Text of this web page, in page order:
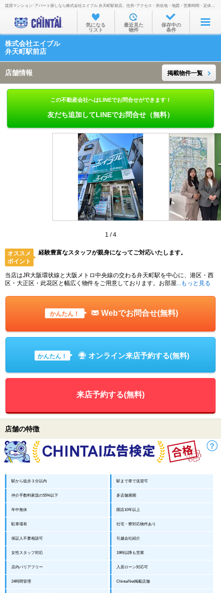
お部屋を探す
沿線・駅から
通勤通学時間から
物件特集から
TOP
賃貸マンション･アパート探しなら株式会社エイブル 弁天町駅前店。住所･アクセス・所在地・地図・営業時間・定休日・電話番号などを掲載。
気になる
リスト
最近見た
物件
保存中の
条件
株式会社エイブル
弁天町駅前店
店舗情報 掲載物件一覧
この不動産会社へはLINEでお問合せができます！
友だち追加してLINEでお問合せ（無料）
1 /4
オススメ
ポイント
経験豊富なスタッフが親身になってご対応いたします。
当店はJR大阪環状線と大阪メトロ中央線の交わる弁天町駅を中心に、港区・西
区・大正区・此花区と幅広く物件をご用意しております。お部屋 ...もっと見る
かんたん！ Webでお問合せ(無料)
かんたん！ オンライン来店予約する(無料)
来店予約する(無料)
店舗の特徴
駅から徒歩３分以内 駅まで車で送迎可
仲介手数料家賃の55%以下 多店舗展開
年中無休 開店10年以上
駐車場有 社宅・寮対応物件あり
保証人不要相談可 引越会社紹介
女性スタッフ対応 19時以降も営業
店内バリアフリー 入居ローン対応可
24時間管理 ChintaiNet掲載店舗